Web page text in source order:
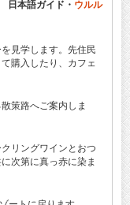
日本語ガイド・ ウルル
見学します。先住民
購入したり、カフェ
策路へご案内しま
リングワインとおつ
次第に真っ赤に染ま